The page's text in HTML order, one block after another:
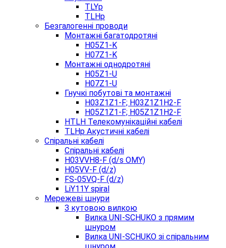
TLYp
TLHp
Безгалогенні проводи
Монтажні багатодротяні
H05Z1-K
H07Z1-K
Монтажні однодротяні
H05Z1-U
H07Z1-U
Гнучкі побутові та монтажні
H03Z1Z1-F; H03Z1Z1H2-F
H05Z1Z1-F; H05Z1Z1H2-F
HTLH Телекомунікаційні кабелі
TLHp Акустичні кабелі
Спіральні кабелі
Спіральні кабелі
H03VVH8-F (d/s OMY)
H05VV-F (d/z)
FS-05VQ-F (d/z)
LiY11Y spiral
Мережеві шнури
З кутовою вилкою
Вилка UNI-SCHUKO з прямим
шнуром
Вилка UNI-SCHUKO зі спіральним